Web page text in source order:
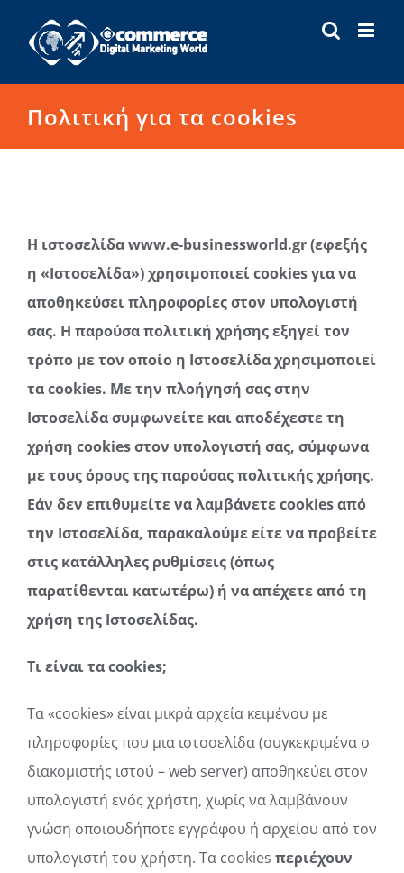
περιεχόμενο
Πολιτική για τα cookies
Η ιστοσελίδαwww.e-businessworld.gr(εφεξής
η «Ιστοσελίδα») χρησιμοποιεί cookiesγια να
αποθηκεύσει πληροφορίες στον υπολογιστή
σας. Η παρούσα πολιτική χρήσης εξηγεί τον
τρόπο με τον οποίο η Ιστοσελίδα χρησιμοποιεί
τα cookies. Με την πλοήγησή σας στην
Ιστοσελίδα συμφωνείτε και αποδέχεστε τη
χρήση cookies στον υπολογιστή σας, σύμφωνα
με τους όρους της παρούσας πολιτικής χρήσης.
Εάν δεν επιθυμείτε να λαμβάνετε cookies από
την Ιστοσελίδα, παρακαλούμε είτε να προβείτε
στις κατάλληλες ρυθμίσεις (όπως
παρατίθενται κατωτέρω) ή να απέχετε από τη
χρήση της Ιστοσελίδας.
Τι είναι τα cookies;
Τα «cookies» είναι μικρά αρχεία κειμένου με
πληροφορίες που μια ιστοσελίδα (συγκεκριμένα ο
διακομιστής ιστού – web server) αποθηκεύει στον
υπολογιστή ενός χρήστη, χωρίς να λαμβάνουν
γνώση οποιουδήποτε εγγράφου ή αρχείου από τον
υπολογιστή του χρήστη. Τα cookies περιέχουν